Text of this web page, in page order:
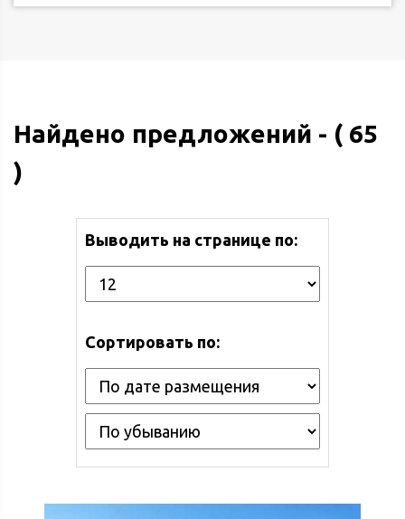
Найдено предложений - ( 65
)
Выводить на странице по:
Сортировать по: